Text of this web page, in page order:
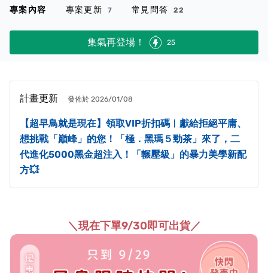
專案內容 專案更新 7 常見問答 22
集氣再登場！ 25
計畫更新 發佈於 2026/01/08
【超早鳥就是現在】領取VIP折扣碼︱獻給拒絕平庸、
想挑戰「巔峰」的您！「極．黑瑪５勁茶」來了，二
代進化5000黑金超注入！「輾壓級」的暴力美學新配
方💥
＼現在下單9/30即可出貨／